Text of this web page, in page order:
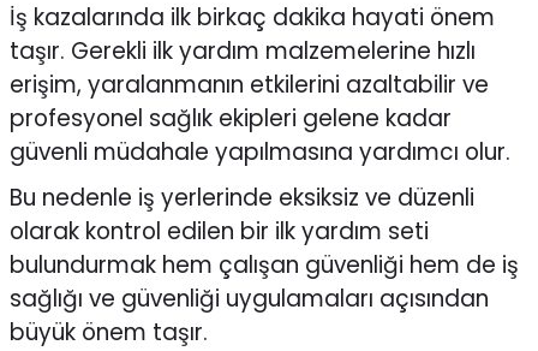
İş kazalarında ilk birkaç dakika hayati önem
taşır. Gerekli ilk yardım malzemelerine hızlı
erişim, yaralanmanın etkilerini azaltabilir ve
profesyonel sağlık ekipleri gelene kadar
güvenli müdahale yapılmasına yardımcı olur.
Bu nedenle iş yerlerinde eksiksiz ve düzenli
olarak kontrol edilen bir ilk yardım seti
bulundurmak hem çalışan güvenliği hem de iş
sağlığı ve güvenliği uygulamaları açısından
büyük önem taşır.